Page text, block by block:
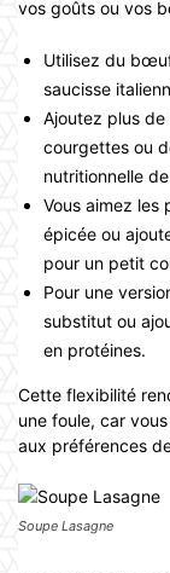
vos goûts ou vos
Utilisez du
saucisse
Ajoutez plus
courgettes ou
nutritionnelle
Vous aimez les
épicée ou
pour un petit
Pour une
substitut ou
en protéines.
Cette flexibilité
une foule, car
aux préférences
Soupe Lasagne